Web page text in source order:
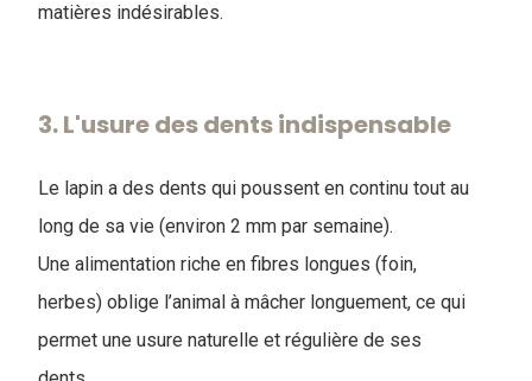
matières indésirables.
3. L'usure des dents indispensable
Le lapin a des dents qui poussent en continu tout au
long de sa vie (environ 2 mm par semaine).
Une alimentation riche en fibres longues (foin,
herbes) oblige l’animal à mâcher longuement, ce qui
permet une usure naturelle et régulière de ses